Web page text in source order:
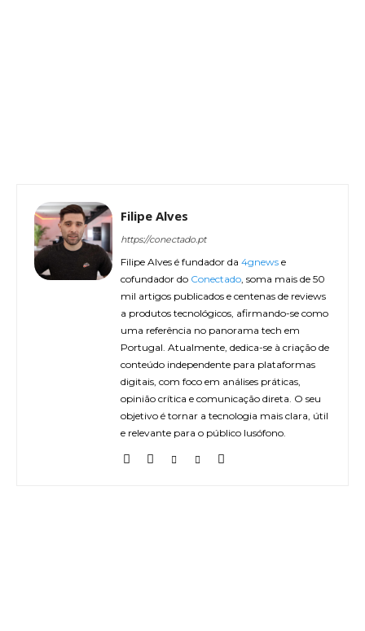
Filipe Alves
https://conectado.pt
Filipe Alves é fundador da 4gnews e
cofundador do Conectado , soma mais de 50
mil artigos publicados e centenas de reviews
a produtos tecnológicos, afirmando-se como
uma referência no panorama tech em
Portugal. Atualmente, dedica-se à criação de
conteúdo independente para plataformas
digitais, com foco em análises práticas,
opinião crítica e comunicação direta. O seu
objetivo é tornar a tecnologia mais clara, útil
e relevante para o público lusófono.